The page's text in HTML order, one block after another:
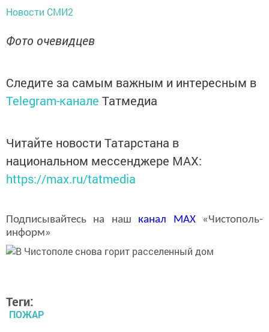
Новости СМИ2
Фото очевидцев
Следите за самым важным и интересным в
Telegram-канале Татмедиа
Читайте новости Татарстана в
национальном мессенджере MАХ:
https://max.ru/tatmedia
Подписывайтесь на наш канал MAX«Чистополь-
информ»
Теги:
ПОЖАР